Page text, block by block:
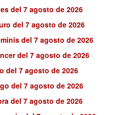
del 7 agosto de 2026
del 7 agosto de 2026
del 7 agosto de 2026
del 7 agosto de 2026
del 7 agosto de 2026
del 7 agosto de 2026
del 7 agosto de 2026